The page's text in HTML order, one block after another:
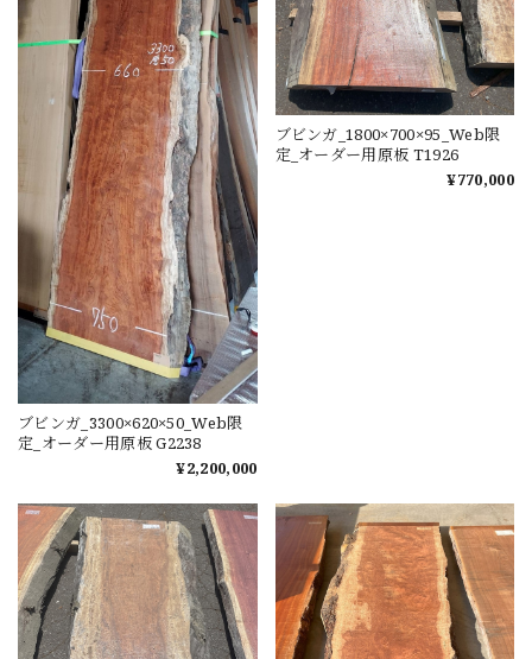
ブビンガ_3300×620×50_Web限
定_オーダー用原板 G2238
¥2,200,000
ブビンガ_1800×700×95_Web限
定_オーダー用原板 T1926
¥770,000